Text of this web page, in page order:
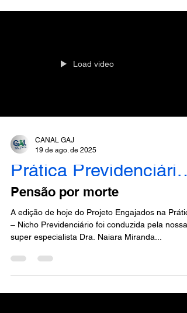
Load video
CANAL GAJ
19 de ago. de 2025
Prática Previdenciária - Engajados
Pensão por morte
A edição de hoje do Projeto Engajados na
– Nicho Previdenciário foi conduzida pela nossa
super especialista Dra. Naiara Miranda...